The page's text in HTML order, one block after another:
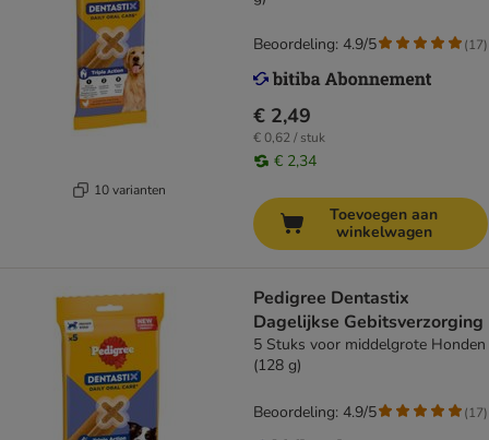
10 varianten
€ 2,49
€ 0,62 / stuk
€ 2,34
Beoordeling: 4.9/5 (17)
Toevoegen aan
winkelwagen
Pedigree Dentastix
Dagelijkse Gebitsverzorging
5 Stuks voor middelgrote Honden
(128 g)
Beoordeling: 4.9/5 (17)